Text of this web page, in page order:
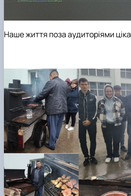
Наше життя поза аудиторіями